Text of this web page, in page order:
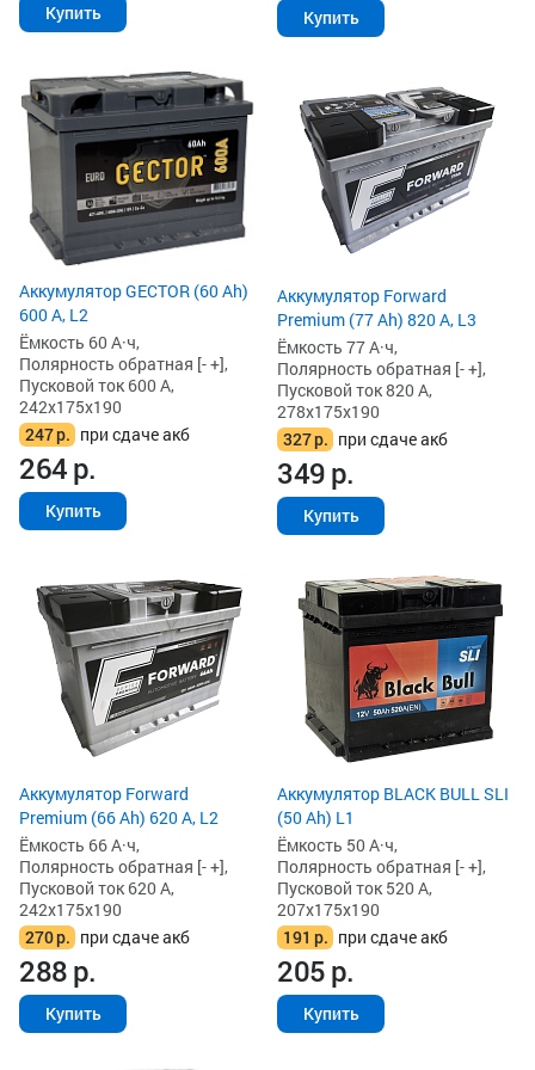
Купить Купить
Аккумулятор GECTOR (60 Ah)
600 А, L2
Ёмкость 60 А·ч,
Полярность обратная [- +],
Пусковой ток 600 А,
242x175x190
247р. при сдаче акб
264р.
Купить
Аккумулятор Forward
Premium (77 Ah) 820 А, L3
Ёмкость 77 А·ч,
Полярность обратная [- +],
Пусковой ток 820 А,
278x175x190
327р. при сдаче акб
349р.
Купить
Аккумулятор Forward
Premium (66 Ah) 620 А, L2
Ёмкость 66 А·ч,
Полярность обратная [- +],
Пусковой ток 620 А,
242x175x190
270р. при сдаче акб
288р.
Купить
Аккумулятор BLACK BULL SLI
(50 Ah) L1
Ёмкость 50 А·ч,
Полярность обратная [- +],
Пусковой ток 520 А,
207x175x190
191 р. при сдаче акб
205р.
Купить